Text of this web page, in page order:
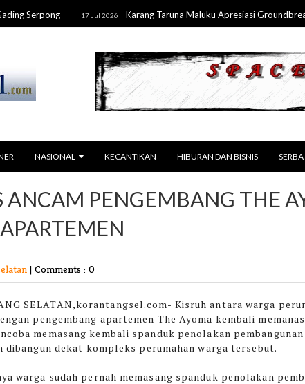
17 Jul 2026 Karang Taruna Maluku Apresiasi Groundbreaking
NASIONAL KECANTIKAN HIBURAN DAN BISNIS SERBA
ANCAM PENGEMBANG THE
| Comments : 0
SELATAN,korantangsel.com- Kisruh antara warga
pengembang apartemen The Ayoma kembali
memasang kembali spanduk penolakan
dibangun dekat kompleks perumahan warga tersebut.
warga sudah pernah memasang spanduk penolakan